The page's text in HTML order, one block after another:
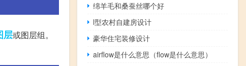
层或图层组。
绵羊毛和桑蚕丝哪个好
l型农村自建房设计
豪华住宅装修设计
airflow是什么意思（flow是什么意思）